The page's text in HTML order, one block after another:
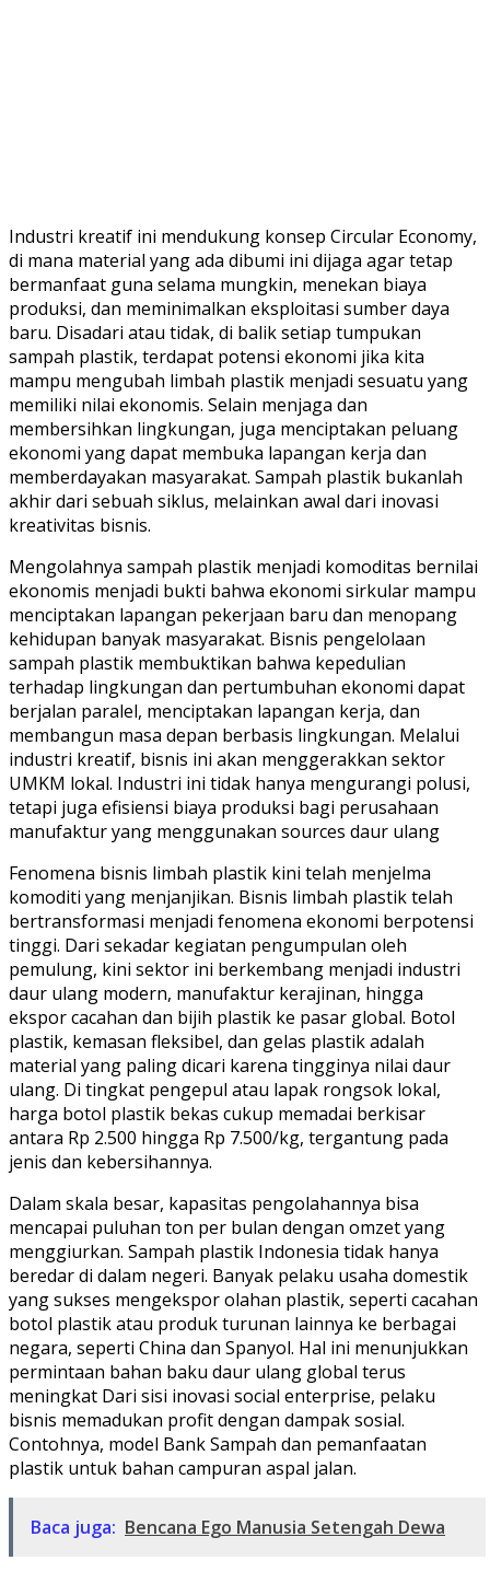
Industri kreatif ini mendukung konsep Circular Economy,
di mana material yang ada dibumi ini dijaga agar tetap
bermanfaat guna selama mungkin, menekan biaya
produksi, dan meminimalkan eksploitasi sumber daya
baru. Disadari atau tidak, di balik setiap tumpukan
sampah plastik, terdapat potensi ekonomi jika kita
mampu mengubah limbah plastik menjadi sesuatu yang
memiliki nilai ekonomis. Selain menjaga dan
membersihkan lingkungan, juga menciptakan peluang
ekonomi yang dapat membuka lapangan kerja dan
memberdayakan masyarakat. Sampah plastik bukanlah
akhir dari sebuah siklus, melainkan awal dari inovasi
kreativitas bisnis.
Mengolahnya sampah plastik menjadi komoditas bernilai
ekonomis menjadi bukti bahwa ekonomi sirkular mampu
menciptakan lapangan pekerjaan baru dan menopang
kehidupan banyak masyarakat. Bisnis pengelolaan
sampah plastik membuktikan bahwa kepedulian
terhadap lingkungan dan pertumbuhan ekonomi dapat
berjalan paralel, menciptakan lapangan kerja, dan
membangun masa depan berbasis lingkungan. Melalui
industri kreatif, bisnis ini akan menggerakkan sektor
UMKM lokal. Industri ini tidak hanya mengurangi polusi,
tetapi juga efisiensi biaya produksi bagi perusahaan
manufaktur yang menggunakan sources daur ulang
Fenomena bisnis limbah plastik kini telah menjelma
komoditi yang menjanjikan. Bisnis limbah plastik telah
bertransformasi menjadi fenomena ekonomi berpotensi
tinggi. Dari sekadar kegiatan pengumpulan oleh
pemulung, kini sektor ini berkembang menjadi industri
daur ulang modern, manufaktur kerajinan, hingga
ekspor cacahan dan bijih plastik ke pasar global. Botol
plastik, kemasan fleksibel, dan gelas plastik adalah
material yang paling dicari karena tingginya nilai daur
ulang. Di tingkat pengepul atau lapak rongsok lokal,
harga botol plastik bekas cukup memadai berkisar
antara Rp 2.500 hingga Rp 7.500/kg, tergantung pada
jenis dan kebersihannya.
Dalam skala besar, kapasitas pengolahannya bisa
mencapai puluhan ton per bulan dengan omzet yang
menggiurkan. Sampah plastik Indonesia tidak hanya
beredar di dalam negeri. Banyak pelaku usaha domestik
yang sukses mengekspor olahan plastik, seperti cacahan
botol plastik atau produk turunan lainnya ke berbagai
negara, seperti China dan Spanyol. Hal ini menunjukkan
permintaan bahan baku daur ulang global terus
meningkat Dari sisi inovasi social enterprise, pelaku
bisnis memadukan profit dengan dampak sosial.
Contohnya, model Bank Sampah dan pemanfaatan
plastik untuk bahan campuran aspal jalan.
Baca juga: Bencana Ego Manusia Setengah Dewa